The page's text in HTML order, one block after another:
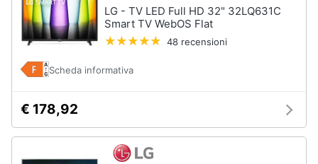
Sport
Animali
Motori
Libri,
cd
LG - TV LED Full HD 32" 32LQ631C
Smart TV WebOS Flat
48 recensioni
Scheda informativa
€ 178,92